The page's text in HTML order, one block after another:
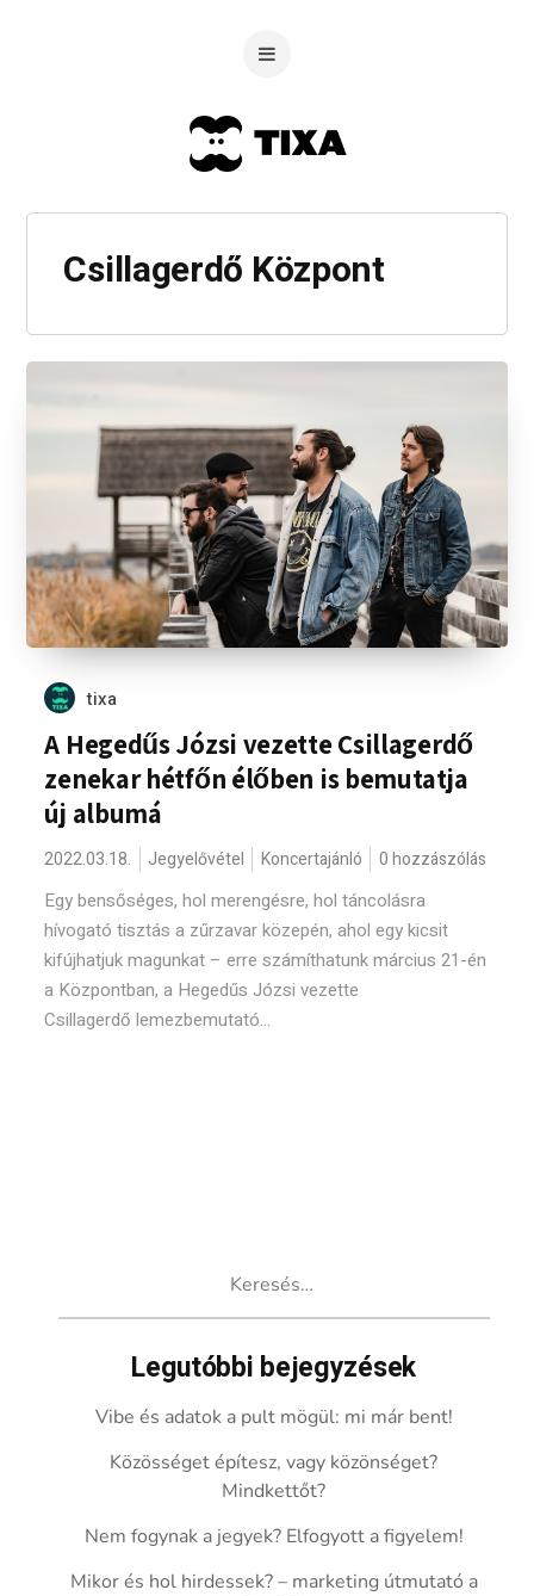
Csillagerdő Központ
tixa
A Hegedűs Józsi vezette Csillagerdő
zenekar hétfőn élőben is bemutatja
új albumá
2022.03.18. Jegyelővétel Koncertajánló 0 hozzászólás
Egy bensőséges, hol merengésre, hol táncolásra
hívogató tisztás a zűrzavar közepén, ahol egy kicsit
kifújhatjuk magunkat – erre számíthatunk március 21-én
a Központban, a Hegedűs Józsi vezette
Csillagerdő lemezbemutató...
Legutóbbi bejegyzések
Vibe és adatok a pult mögül: mi már bent!
Közösséget építesz, vagy közönséget?
Mindkettőt?
Nem fogynak a jegyek? Elfogyott a figyelem!
Mikor és hol hirdessek? – marketing útmutató a